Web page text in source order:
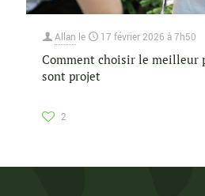
Allan le 17 février 2026 à 7h50
Comment choisir le meilleur
sont projet
2